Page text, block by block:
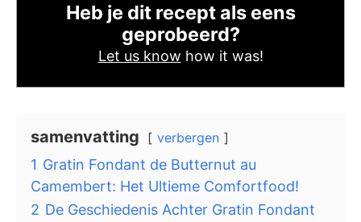
Heb je dit recept als eens
geprobeerd?
Let us know how it was!
samenvatting verbergen
1 Gratin Fondant de Butternut au
Camembert: Het Ultieme Comfortfood!
2 De Geschiedenis Achter Gratin Fondant